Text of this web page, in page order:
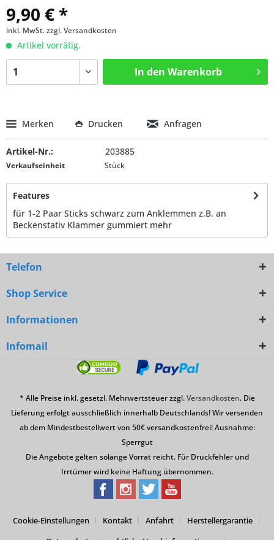
9,90 € *
inkl. MwSt.zzgl. Versandkosten
Artikel vorrätig.
In den Warenkorb
Merken Drucken Anfragen
Artikel-Nr.: 203885
Verkaufseinheit Stück
Features
für 1-2 Paar Sticks schwarz zum Anklemmen z.B. an
Beckenstativ Klammer gummiert mehr
Telefon
Shop Service
Informationen
Infomail
* Alle Preise inkl. gesetzl. Mehrwertsteuer zzgl.Versandkosten. Die
Lieferung erfolgt ausschließlich innerhalb Deutschlands! Wir versenden
ab dem Mindestbestellwert von 50€ versandkostenfrei! Ausnahme:
Sperrgut
Die Angebote gelten solange Vorrat reicht. Für Druckfehler und
Irrtümer wird keine Haftung übernommen.
Cookie-Einstellungen Kontakt Anfahrt
Herstellergarantie